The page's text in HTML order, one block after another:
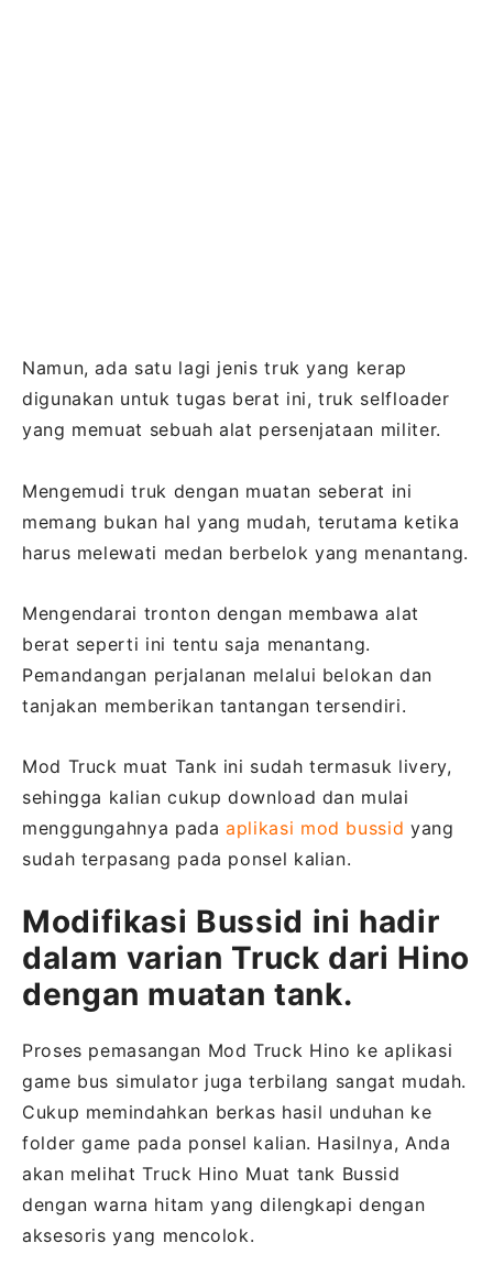
Namun, ada satu lagi jenis truk yang kerap
digunakan untuk tugas berat ini, truk selfloader
yang memuat sebuah alat persenjataan militer.
Mengemudi truk dengan muatan seberat ini
memang bukan hal yang mudah, terutama ketika
harus melewati medan berbelok yang menantang.
Mengendarai tronton dengan membawa alat
berat seperti ini tentu saja menantang.
Pemandangan perjalanan melalui belokan dan
tanjakan memberikan tantangan tersendiri.
Mod Truck muat Tank ini sudah termasuk livery,
sehingga kalian cukup download dan mulai
menggungahnya pada aplikasi mod bussid yang
sudah terpasang pada ponsel kalian.
Modifikasi Bussid ini hadir
dalam varian Truck dari Hino
dengan muatan tank.
Proses pemasangan Mod Truck Hino ke aplikasi
game bus simulator juga terbilang sangat mudah.
Cukup memindahkan berkas hasil unduhan ke
folder game pada ponsel kalian. Hasilnya, Anda
akan melihat Truck Hino Muat tank Bussid
dengan warna hitam yang dilengkapi dengan
aksesoris yang mencolok.